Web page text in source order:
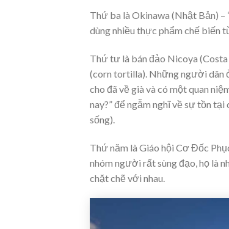
Thứ ba là Okinawa (Nhật Bản) –
dùng nhiều thực phẩm chế biến
Thứ tư là bán đảo Nicoya
(corn tortilla). Những người dân
cho đã về già và có một quan
nay?” để ngẫm nghĩ về sự tồn
sống).
Thứ năm là Giáo hội Cơ Đốc
nhóm người rất sùng đạo, họ là
chặt chẽ với nhau.